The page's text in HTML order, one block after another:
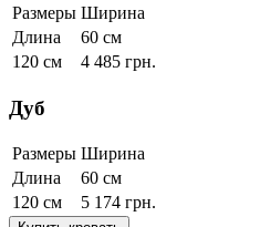
Размеры Ширина
Длина
60 см
120 см
4 485 грн.
Дуб
Размеры Ширина
Длина
60 см
120 см
5 174 грн.